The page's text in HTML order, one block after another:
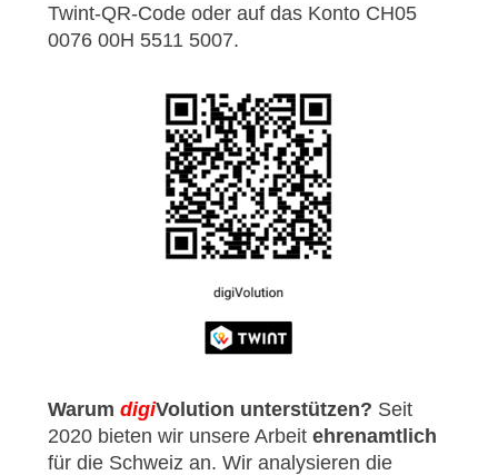
Twint-QR-Code oder auf das Konto CH05
0076 00H 5511 5007.
Warum digiVolution unterstützen? Seit
2020 bieten wir unsere Arbeit ehrenamtlich
für die Schweiz an. Wir analysieren die